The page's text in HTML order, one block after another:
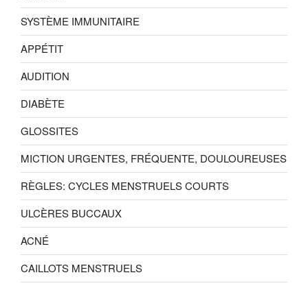
SYSTÈME IMMUNITAIRE
APPÉTIT
AUDITION
DIABÈTE
GLOSSITES
MICTION URGENTES, FRÉQUENTE, DOULOUREUSES
RÈGLES: CYCLES MENSTRUELS COURTS
ULCÈRES BUCCAUX
ACNÉ
CAILLOTS MENSTRUELS